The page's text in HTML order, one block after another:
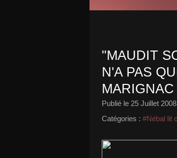
"MAUDIT
N'A PAS
MARIGNAC
Publié le 25 Juillet 2008
Catégories : #Nébal lit